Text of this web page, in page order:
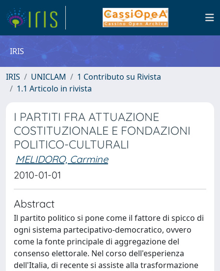
IRIS
IRIS UNICLAM
1 Contributo su Rivista
1.1 Articolo in rivista
I PARTITI FRA ATTUAZIONE
COSTITUZIONALE E FONDAZIONI
POLITICO-CULTURALI
MELIDORO, Carmine
2010-01-01
Abstract
Il partito politico si pone come il fattore di spicco di
ogni sistema partecipativo-democratico, ovvero
come la fonte principale di aggregazione del
consenso elettorale. Nel corso dell'esperienza
dell'Italia, di recente si assiste alla trasformazione